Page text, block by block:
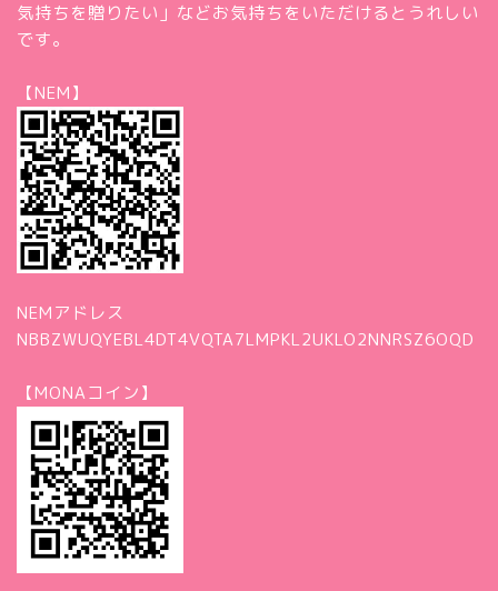
気持ちを贈りたい」などお気持ちをいただけるとうれしい
です。
【NEM】
NEMアドレス
NBBZWUQYEBL4DT4VQTA7LMPKL2UKLO2NNRSZ6OQD
【MONAコイン】